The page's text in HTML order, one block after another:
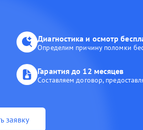
Диагностика и осмотр
Определим причину поломки
Гарантия до 12 месяцев
Составляем договор,
заявку